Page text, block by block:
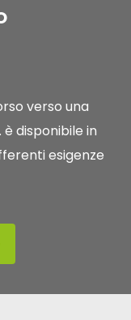
verso una
è disponibile in
esigenze